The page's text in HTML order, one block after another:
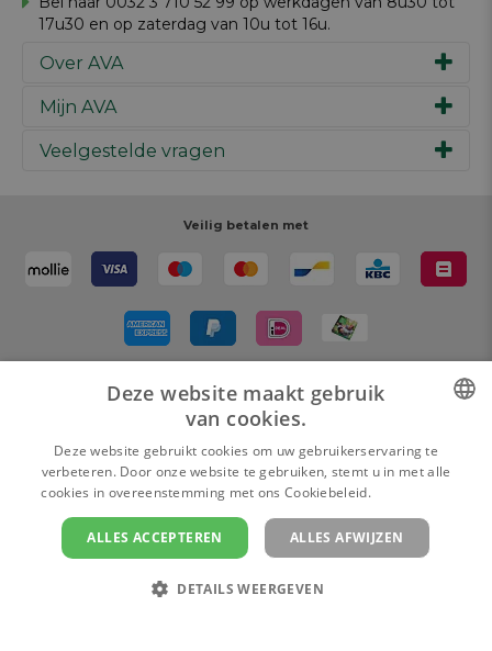
Over AVA
Ons verhaal
Werken bij AVA
Mijn AVA
Inspiratie
Review schrijven
Veelgestelde vragen
Je retour
Terugroepacties
17u30 en op zaterdag van 10u tot 16u.
Veilig betalen met
Bezorgd door
Cookie instellingen Privacy policy
Algemene verkoopsvoorwaarden
DUTCH
Deze website maakt gebruik
van cookies.
Deze website gebruikt cookies om uw gebruikerservaring te
verbeteren. Door onze website te gebruiken, stemt u in met alle
cookies in overeenstemming met ons Cookiebeleid.
ALLES ACCEPTEREN ALLES AFWIJZEN
DETAILS WEERGEVEN